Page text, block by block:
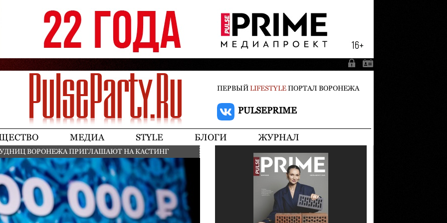
ПЕРВЫЙLIFESTYLEПОРТАЛ ВОРОНЕЖА
PULSEPRIME
МЕДИА STYLE БЛОГИ ЖУРНАЛ
ВОРОНЕЖА ПРИГЛАШАЮТ НА КАСТИНГ
«МИСС ОФИС»